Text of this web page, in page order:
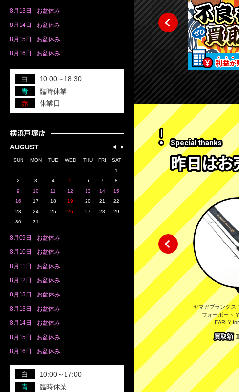
8月 13日 お盆休み
8月 14日 お盆休み
8月 15日 お盆休み
8月 16日 お盆休み
白
10:00～18:30
青
臨時休業
赤
休業日
横浜戸塚店
AUGUST
SUN MON TUE WED THU FRI
SAT
1
2
3 4 5 6 7
8
9
10 11 12 13 14
15
16
17 18 19 20 21
22
23
24 25 26 27 28
29
30
31
8月 09日 お盆休み
8月 10日 お盆休み
8月 11日 お盆休み
8月 12日 お盆休み
8月 13日 お盆休み
8月 13日 お盆休み
8月 14日 お盆休み
8月 15日 お盆休み
8月 16日 お盆休み
白
10:00～17:00
青
臨時休業
Special thanks
昨日はお
ワールドシャウラ リミテッ
LIMITED LTD(A)
買取額 65,000円
シマノ 20カルカッタコンクエスト
DC 101 SHIMANO CALCUTTA
CONQUEST(AB-A)
30,000
ヤマガブランクス
フォーボート
EARLY
買取額